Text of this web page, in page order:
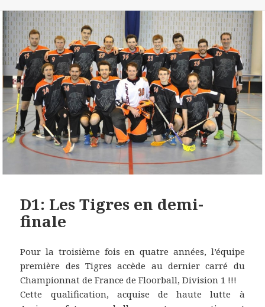
D1: Les Tigres en demi-
finale
Pour la troisième fois en quatre années, l’équipe
première des Tigres accède au dernier carré du
Championnat de France de Floorball, Division 1 !!!
Cette qualification, acquise de haute lutte à